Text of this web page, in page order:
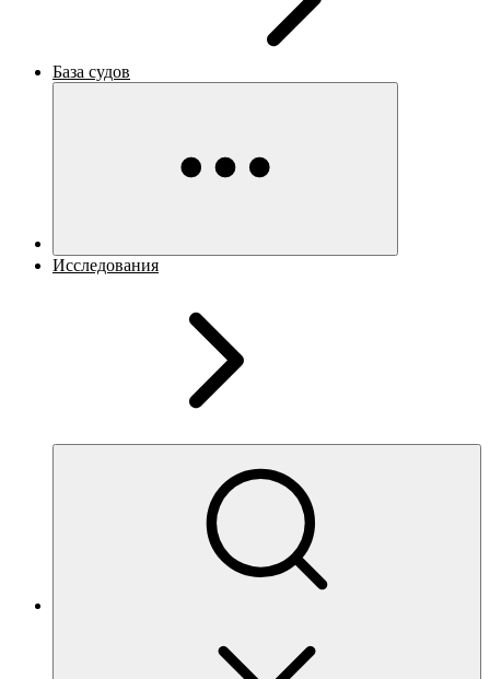
База судов
Исследования